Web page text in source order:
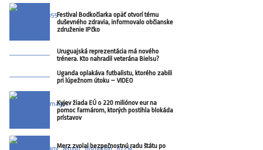
Festival Bodkočiarka opäť otvorí tému
duševného zdravia, informovalo občianske
združenie IPčko
Uruguajská reprezentácia má nového
trénera. Kto nahradil veterána Bielsu?
Uganda oplakáva futbalistu, ktorého zabili
pri lúpežnom útoku – VIDEO
Kyjev žiada EÚ o 220 miliónov eur na
pomoc farmárom, ktorých postihla blokáda
prístavov
Merz zvolal bezpečnostnú radu štátu po